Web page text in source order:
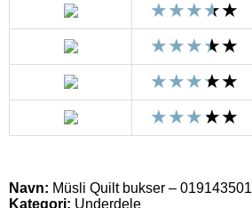
Navn: Müsli Quilt bukser – 019143501
Kategori: Underdele